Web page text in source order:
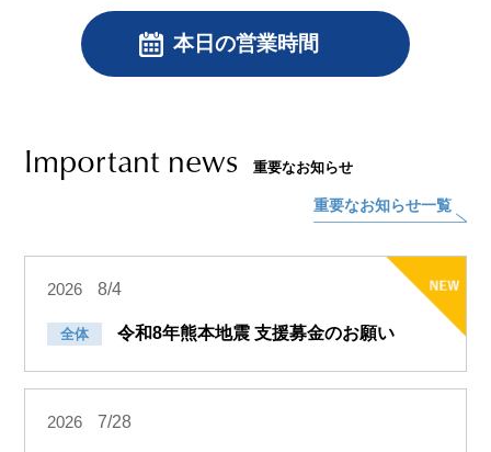
本日の営業時間
Important news 重要なお知らせ
重要なお知らせ一覧
2026 8/4
全体 令和8年熊本地震 支援募金のお願い
2026 7/28